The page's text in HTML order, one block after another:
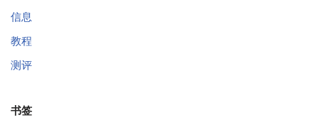
信息
教程
测评
书签